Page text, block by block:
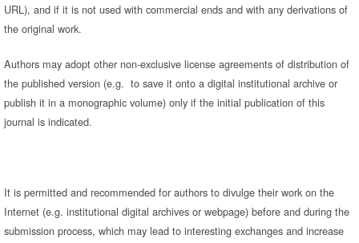
URL), and if it is not used with commercial ends and with any derivations of
the original work.
Authors may adopt other non-exclusive license agreements of distribution of
the published version (e.g. to save it onto a digital institutional archive or
publish it in a monographic volume) only if the initial publication of this
journal is indicated.
It is permitted and recommended for authors to divulge their work on the
Internet (e.g. institutional digital archives or webpage) before and during the
submission process, which may lead to interesting exchanges and increase